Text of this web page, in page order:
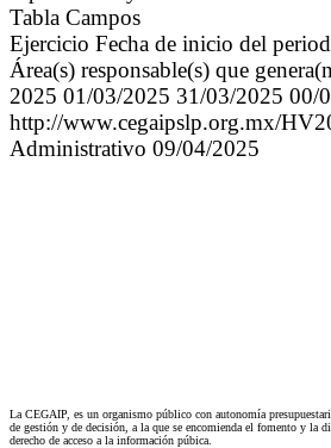
Tabla Campos
Ejercicio Fecha de inicio del
Área(s) responsable(s) que
2025 01/03/2025 31/03/2025 00/
http://www.cegaipslp.org.mx/
Administrativo 09/04/2025
La CEGAIP, es un organismo público con autonomía
de gestión y de decisión, a la que se encomienda el fomento y la
derecho de acceso a la información púbica.